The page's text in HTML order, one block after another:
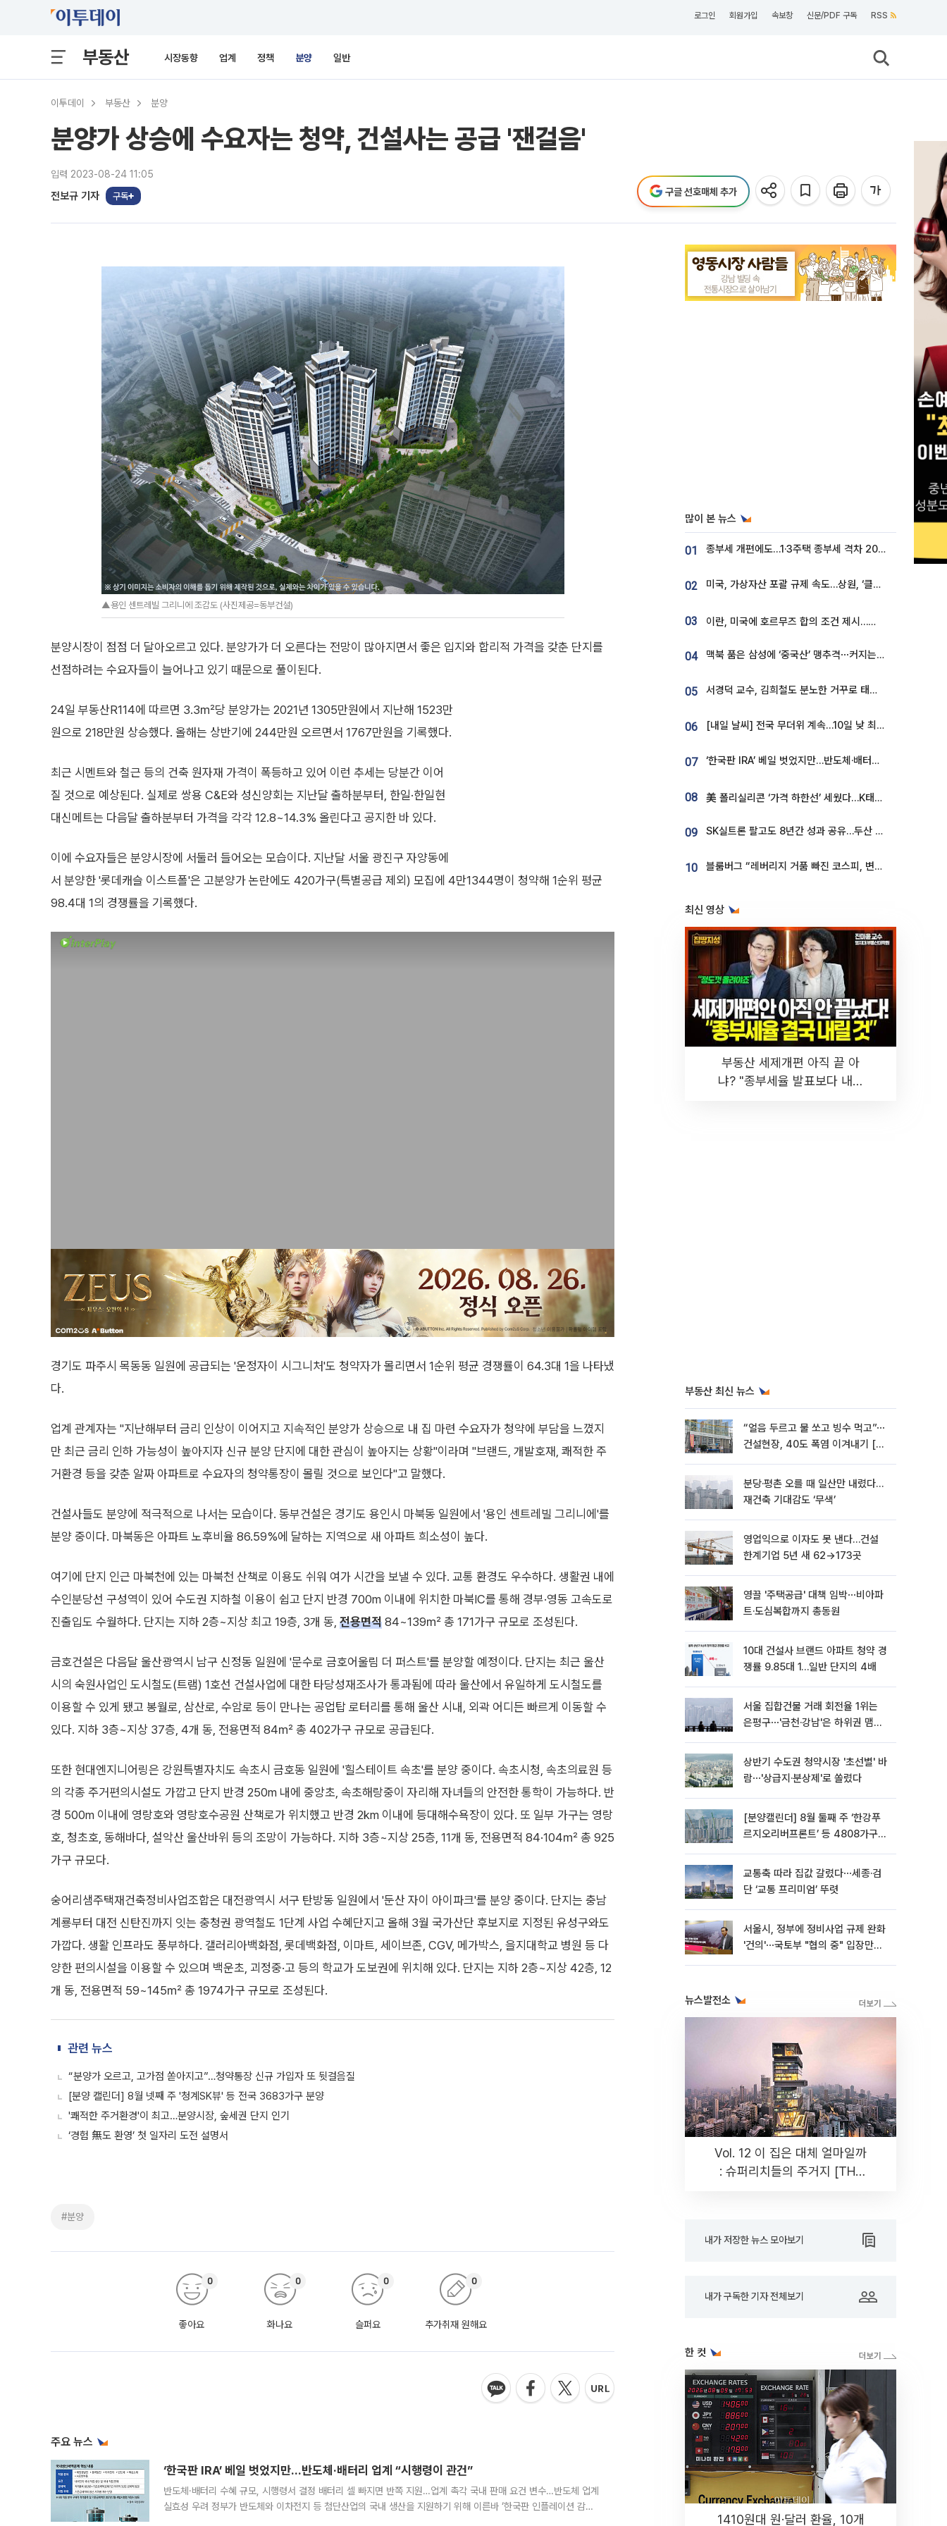
로그인 회원가입 속보창 신문/PDF 구독 RSS
부동산 시장동향 업계 정책 분양 일반
이투데이 부동산 분양
분양가 상승에 수요자는 청약, 건설사는 공급 '잰걸음'
입력 2023-08-24 11:05
전보규 기자 구독 구글 선호매체 추가
▲용인 센트레빌 그리니에 조감도 (사진제공=동부건설)
분양시장이 점점 더 달아오르고 있다. 분양가가 더 오른다는 전망이 많아지면서 좋은 입지와 합리적 가격을 갖춘 단지를
선점하려는 수요자들이 늘어나고 있기 때문으로 풀이된다.
24일 부동산R114에 따르면 3.3㎡당 분양가는 2021년 1305만원에서 지난해 1523만
원으로 218만원 상승했다. 올해는 상반기에 244만원 오르면서 1767만원을 기록했다.
최근 시멘트와 철근 등의 건축 원자재 가격이 폭등하고 있어 이런 추세는 당분간 이어
질 것으로 예상된다. 실제로 쌍용 C&E와 성신양회는 지난달 출하분부터, 한일·한일현
대신메트는 다음달 출하분부터 가격을 각각 12.8~14.3% 올린다고 공지한 바 있다.
이에 수요자들은 분양시장에 서둘러 들어오는 모습이다. 지난달 서울 광진구 자양동에
서 분양한 '롯데캐슬 이스트폴'은 고분양가 논란에도 420가구(특별공급 제외) 모집에 4만1344명이 청약해 1순위 평균
98.4대 1의 경쟁률을 기록했다.
경기도 파주시 목동동 일원에 공급되는 '운정자이 시그니처'도 청약자가 몰리면서 1순위 평균 경쟁률이 64.3대 1을 나타냈
다.
업계 관계자는 "지난해부터 금리 인상이 이어지고 지속적인 분양가 상승으로 내 집 마련 수요자가 청약에 부담을 느꼈지
만 최근 금리 인하 가능성이 높아지자 신규 분양 단지에 대한 관심이 높아지는 상황"이라며 "브랜드, 개발호재, 쾌적한 주
거환경 등을 갖춘 알짜 아파트로 수요자의 청약통장이 몰릴 것으로 보인다"고 말했다.
건설사들도 분양에 적극적으로 나서는 모습이다. 동부건설은 경기도 용인시 마북동 일원에서 '용인 센트레빌 그리니에'를
분양 중이다. 마북동은 아파트 노후비율 86.59%에 달하는 지역으로 새 아파트 희소성이 높다.
여기에 단지 인근 마북천에 있는 마북천 산책로 이용도 쉬워 여가 시간을 보낼 수 있다. 교통 환경도 우수하다. 생활권 내에
수인분당선 구성역이 있어 수도권 지하철 이용이 쉽고 단지 반경 700m 이내에 위치한 마북IC를 통해 경부·영동 고속도로
진출입도 수월하다. 단지는 지하 2층~지상 최고 19층, 3개 동, 전용면적 84~139㎡ 총 171가구 규모로 조성된다.
금호건설은 다음달 울산광역시 남구 신정동 일원에 '문수로 금호어울림 더 퍼스트'를 분양할 예정이다. 단지는 최근 울산
시의 숙원사업인 도시철도(트램) 1호선 건설사업에 대한 타당성재조사가 통과됨에 따라 울산에서 유일하게 도시철도를
이용할 수 있게 됐고 봉월로, 삼산로, 수암로 등이 만나는 공업탑 로터리를 통해 울산 시내, 외곽 어디든 빠르게 이동할 수
있다. 지하 3층~지상 37층, 4개 동, 전용면적 84㎡ 총 402가구 규모로 공급된다.
또한 현대엔지니어링은 강원특별자치도 속초시 금호동 일원에 '힐스테이트 속초'를 분양 중이다. 속초시청, 속초의료원 등
의 각종 주거편의시설도 가깝고 단지 반경 250m 내에 중앙초, 속초해랑중이 자리해 자녀들의 안전한 통학이 가능하다. 반
경 500m 이내에 영랑호와 영랑호수공원 산책로가 위치했고 반경 2km 이내에 등대해수욕장이 있다. 또 일부 가구는 영랑
호, 청초호, 동해바다, 설악산 울산바위 등의 조망이 가능하다. 지하 3층~지상 25층, 11개 동, 전용면적 84·104㎡ 총 925
가구 규모다.
숭어리샘주택재건축정비사업조합은 대전광역시 서구 탄방동 일원에서 '둔산 자이 아이파크'를 분양 중이다. 단지는 충남
계룡부터 대전 신탄진까지 잇는 충청권 광역철도 1단계 사업 수혜단지고 올해 3월 국가산단 후보지로 지정된 유성구와도
가깝다. 생활 인프라도 풍부하다. 갤러리아백화점, 롯데백화점, 이마트, 세이브존, CGV, 메가박스, 을지대학교 병원 등 다
양한 편의시설을 이용할 수 있으며 백운초, 괴정중·고 등의 학교가 도보권에 위치해 있다. 단지는 지하 2층~지상 42층, 12
개 동, 전용면적 59~145㎡ 총 1974가구 규모로 조성된다.
관련 뉴스
“분양가 오르고, 고가점 쏟아지고”…청약통장 신규 가입자 또 뒷걸음질
[분양 캘린더] 8월 넷째 주 '청계SK뷰' 등 전국 3683가구 분양
'쾌적한 주거환경'이 최고…분양시장, 숲세권 단지 인기
‘경험 無도 환영’ 첫 일자리 도전 설명서
#분양
좋아요
0
화나요
0
슬퍼요
0
추가취재 원해요
0
주요 뉴스
‘한국판 IRA’ 베일 벗었지만…반도체·배터리 업계 “시행령이 관건”
반도체·배터리 수혜 규모, 시행령서 결정 배터리 셀 빠지면 반쪽 지원…업계 촉각 국내 판매 요건 변수…반도체 업계
실효성 우려 정부가 반도체와 이차전지 등 첨단산업의 국내 생산을 지원하기 위해 이른바 ‘한국판 인플레이션 감축
많이 본 뉴스
01 종부세 개편에도…1·3주택 종부세 격차 2028년부터 확대
02 미국, 가상자산 포괄 규제 속도…상원, ‘클래리티법’ 9월 절차투표 추진
03 이란, 미국에 호르무즈 합의 조건 제시…美 “경기 아직 안 끝나” [종합]
04 맥북 품은 삼성에 ‘중국산’ 맹추격⋯커지는 노트북 OLED 시장
05 서경덕 교수, 김희철도 분노한 거꾸로 태극기⋯"엉터리는 아냐, 아쉬울 뿐"
06 [내일 날씨] 전국 무더위 계속…10일 낮 최고 34도 육박
07 ‘한국판 IRA’ 베일 벗었지만…반도체·배터리 업계 “시행령이 관건”
08 美 폴리실리콘 ‘가격 하한선’ 세웠다…K태양광 수혜 기대
09 SK실트론 팔고도 8년간 성과 공유…두산 인수대금 2.3조가 끝 아냐
10 블룸버그 “레버리지 거품 빠진 코스피, 변동성 최악 국면 지났을 가능성”
최신 영상
부동산 세제개편 아직 끝 아
냐? "종부세율 발표보다 내릴
부동산 최신 뉴스
“얼음 두르고 물 쏘고 빙수 먹고”⋯
건설현장, 40도 폭염 이겨내기 [르
분당·평촌 오를 때 일산만 내렸다…
재건축 기대감도 ‘무색’
영업익으로 이자도 못 낸다…건설
한계기업 5년 새 62→173곳
영끌 '주택공급' 대책 임박⋯비아파
트·도심복합까지 총동원
10대 건설사 브랜드 아파트 청약 경
쟁률 9.85대 1…일반 단지의 4배
서울 집합건물 거래 회전율 1위는
은평구⋯'금천·강남'은 하위권 맴돌
상반기 수도권 청약시장 '초선별' 바
람⋯'상급지·분상제'로 쏠렸다
[분양캘린더] 8월 둘째 주 ‘한강푸
르지오리버프론트’ 등 4808가구
교통축 따라 집값 갈렸다⋯세종·검
단 ‘교통 프리미엄’ 뚜렷
서울시, 정부에 정비사업 규제 완화
'건의'⋯국토부 "협의 중" 입장만
뉴스발전소
Vol. 12 이 집은 대체 얼마일까
: 슈퍼리치들의 주거지 [THE
내가 저장한 뉴스 모아보기
내가 구독한 기자 전체보기
한 컷
1410원대 원·달러 환율, 10개